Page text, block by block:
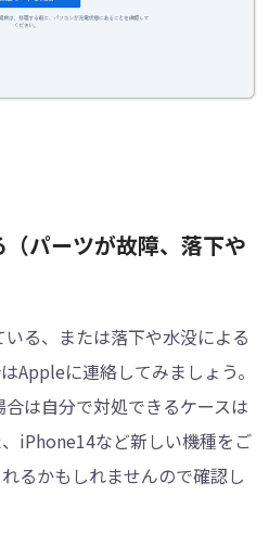
パーツが故障、落下や
る、または落下や水没による
Appleに連絡してみましょう。
は自分で対処できるケースは
iPhone14など新しい機種をご
るかもしれませんので確認し